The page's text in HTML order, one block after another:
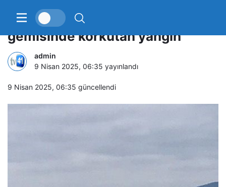
İzmit Körfezi’nde tanker
gemisinde korkutan yangın
admin
9 Nisan 2025, 06:35 yayınlandı
9 Nisan 2025, 06:35 güncellendi